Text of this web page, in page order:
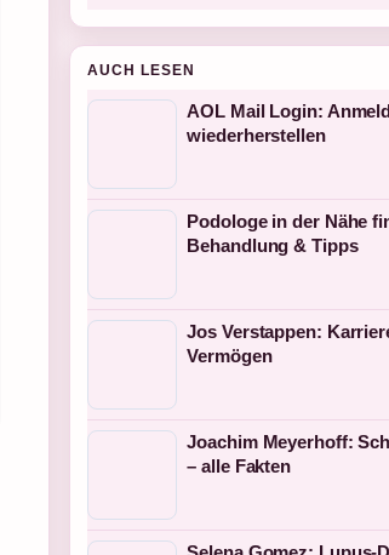
AUCH LESEN
AOL Mail Login:
wiederherstellen
Podologe in der Nähe
Behandlung & Tipps
Jos Verstappen:
Vermögen
Joachim Meyerhoff:
– alle Fakten